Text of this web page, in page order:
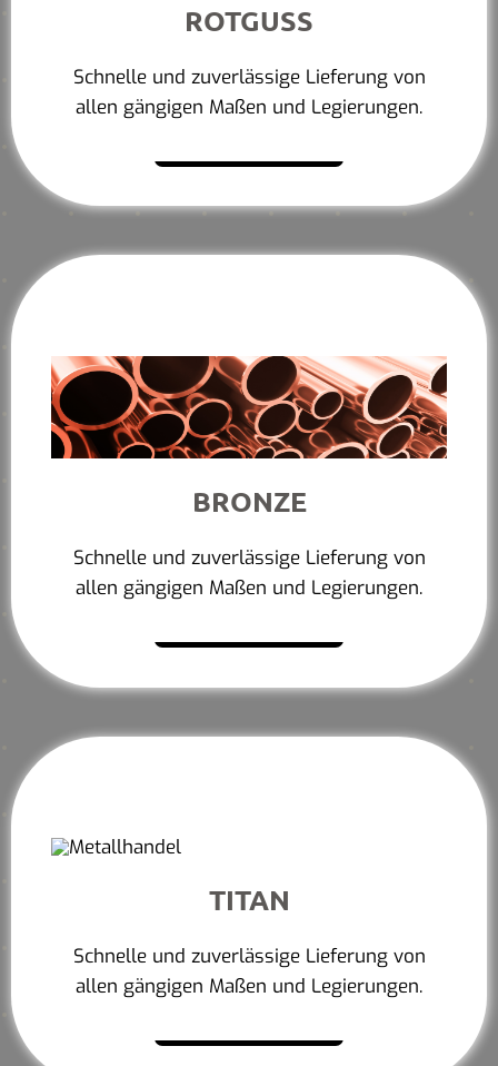
ROTGUSS
Schnelle und zuverlässige Lieferung von
allen gängigen Maßen und Legierungen.
BRONZE
Schnelle und zuverlässige Lieferung von
allen gängigen Maßen und Legierungen.
TITAN
Schnelle und zuverlässige Lieferung von
allen gängigen Maßen und Legierungen.